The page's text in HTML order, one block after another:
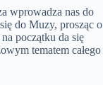
wprowadza nas do
do Muzy, prosząc o
początku da się
tematem całego